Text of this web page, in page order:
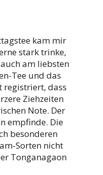
kam mir
stark trinke,
am liebsten
Tee und das
registriert, dass
Ziehzeiten
Note. Der
empfinde. Die
besonderen
Sorten nicht
Tonganagaon